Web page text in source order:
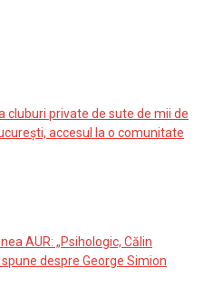
cluburi private de sute de mii de
accesul la o comunitate
AUR: „Psihologic, Călin
despre George Simion